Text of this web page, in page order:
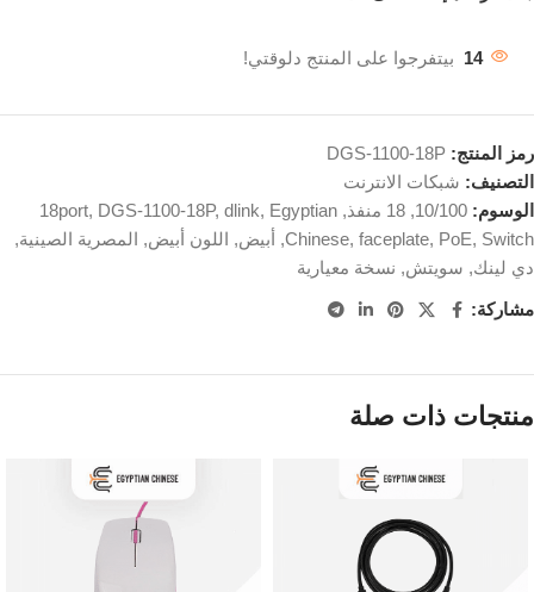
14 بيتفرجوا على المنتج دلوقتي!
رمز المنتج: DGS-1100-18P
التصنيف: شبكات الانترنت
الوسوم: 10/100
, 18 منفذ ,
18port, DGS-1100-18P, dlink, Egyptian
Chinese, faceplate, PoE, Switch
, أبيض, اللون أبيض, المصرية الصينية,
دي لينك, سويتش, نسخة معيارية
مشاركة:
منتجات ذات صلة